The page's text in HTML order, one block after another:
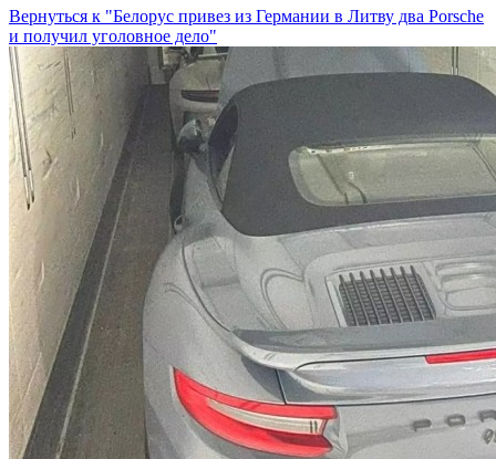
Вернуться к "Белорус привез из Германии в Литву два Porsche
и получил уголовное дело"